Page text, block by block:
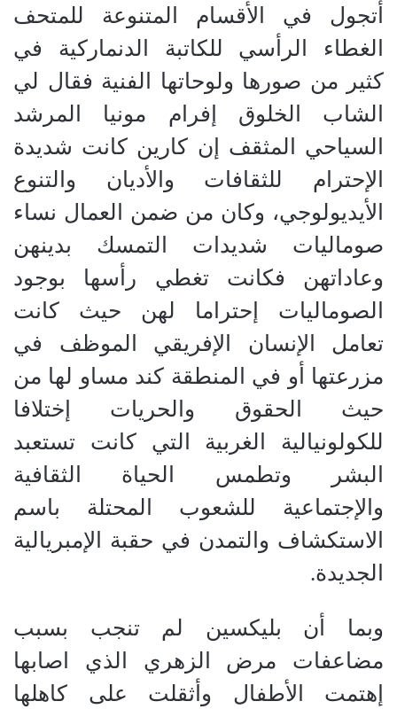
أتجول في الأقسام المتنوعة للمتحف
الغطاء الرأسي للكاتبة الدنماركية في
كثير من صورها ولوحاتها الفنية فقال لي
الشاب الخلوق إفرام مونيا المرشد
السياحي المثقف إن كارين كانت شديدة
الإحترام للثقافات والأديان والتنوع
الأيديولوجي، وكان من ضمن العمال نساء
صوماليات شديدات التمسك بدينهن
وعاداتهن فكانت تغطي رأسها بوجود
الصوماليات إحتراما لهن حيث كانت
تعامل الإنسان الإفريقي الموظف في
مزرعتها أو في المنطقة كند مساو لها من
حيث الحقوق والحريات إختلافا
للكولونيالية الغربية التي كانت تستعبد
البشر وتطمس الحياة الثقافية
والإجتماعية للشعوب المحتلة باسم
الاستكشاف والتمدن في حقبة الإمبريالية
الجديدة.
وبما أن بليكسين لم تنجب بسبب
مضاعفات مرض الزهري الذي اصابها
إهتمت الأطفال وأثقلت على كاهلها